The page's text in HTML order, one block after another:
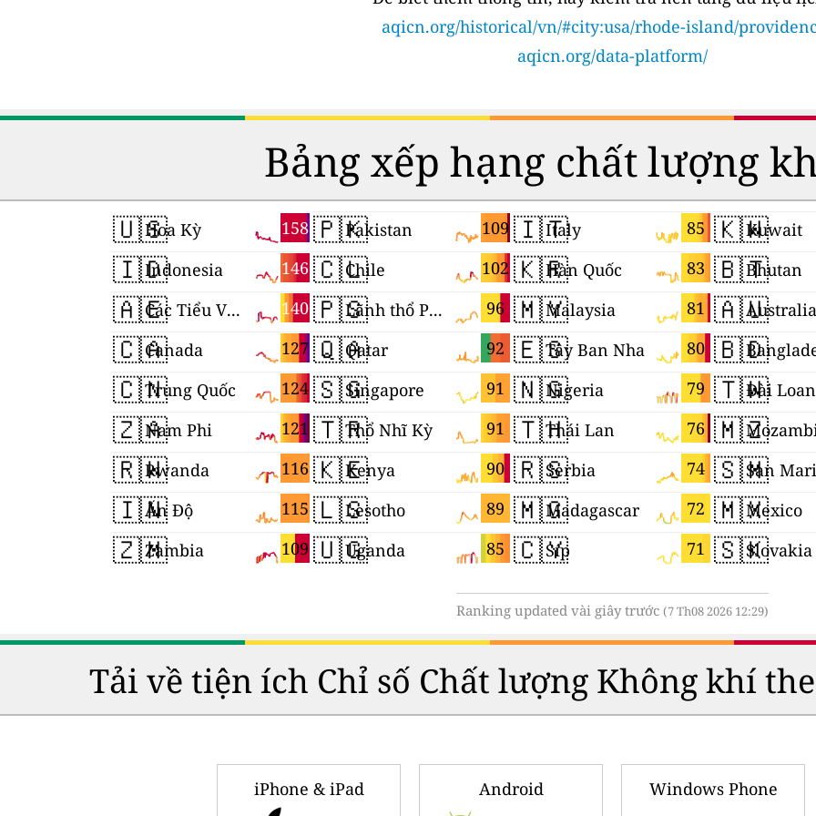
aqicn.org/historical/vn/#city:usa/rhode-island/
aqicn.org/data-platform/
Bảng xếp hạng chất lượng
🇺🇸 158
Hoa Kỳ
🇮🇩 146
Indonesia
🇦🇪 140
Các Tiểu Vương quốc Ả Rập Thống nhất
🇨🇦 127
Canada
🇨🇳 124
Trung Quốc
🇿🇦 121
Nam Phi
🇷🇼 116
Rwanda
🇮🇳 115
Ấn Độ
🇿🇲 109
Zambia
🇵🇰 109
Pakistan
🇨🇱 102
Chile
🇵🇸 96
Lãnh thổ Palestine
🇶🇦 92
Qatar
🇸🇬 91
Singapore
🇹🇷 91
Thổ Nhĩ Kỳ
🇰🇪 90
Kenya
🇱🇸 89
Lesotho
🇺🇬 85
Uganda
🇮🇹 85
Italy
🇰🇷 83
Hàn Quốc
🇲🇾 81
Malaysia
🇪🇸 80
Tây Ban Nha
🇳🇬 79
Nigeria
🇹🇭 76
Thái Lan
🇷🇸 74
Serbia
🇲🇬 72
Madagascar
🇨🇾 71
Síp
🇰🇼Kuwait
🇧🇹Bhutan
🇦🇺Australia
🇧🇩
🇹🇼Đài Loan
🇲🇿
🇸🇲
San
🇲🇽Mexico
🇸🇰Slovakia
Ranking updated vài giây trước (7 Th08 2026 12:29)
Tải về tiện ích Chỉ số Chất lượng Không khí
iPhone & iPad Android Windows Phone